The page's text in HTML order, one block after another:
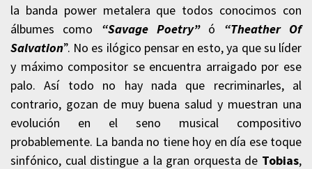
la banda power metalera que todos conocimos con
álbumes como “Savage Poetry”ó “Theather Of
Salvation”. No es ilógico pensar en esto, ya que su líder
y máximo compositor se encuentra arraigado por ese
palo. Así todo no hay nada que recriminarles, al
contrario, gozan de muy buena salud y muestran una
evolución en el seno musical compositivo
probablemente. La banda no tiene hoy en día ese toque
sinfónico, cual distingue a la gran orquesta de Tobias,